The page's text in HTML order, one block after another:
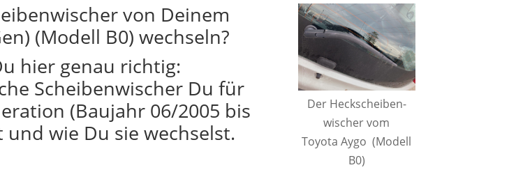
von Deinem
(Modell B0) wechseln?
hier genau richtig:
Scheibenwischer Du für
(Baujahr 06/2005 bis
und wie Du sie wechselst.
Der Heck­scheiben­
wischer vom
Toyota Aygo (Modell
B0)